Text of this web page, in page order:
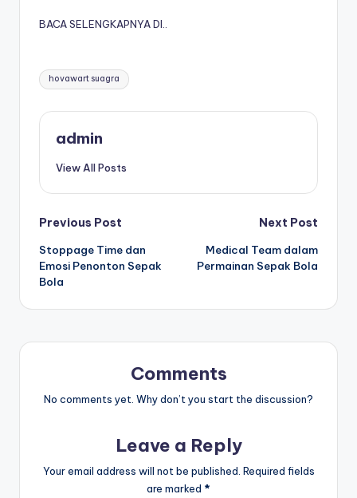
BACA SELENGKAPNYA DI..
Tags:
hovawart suagra
admin
View All Posts
Post
navigation
Previous Post
Stoppage Time dan
Emosi Penonton Sepak
Bola
Next Post
Medical Team dalam
Permainan Sepak Bola
Comments
No comments yet. Why don’t you start the discussion?
Leave a Reply
Your email address will not be published. Required fields
are marked *